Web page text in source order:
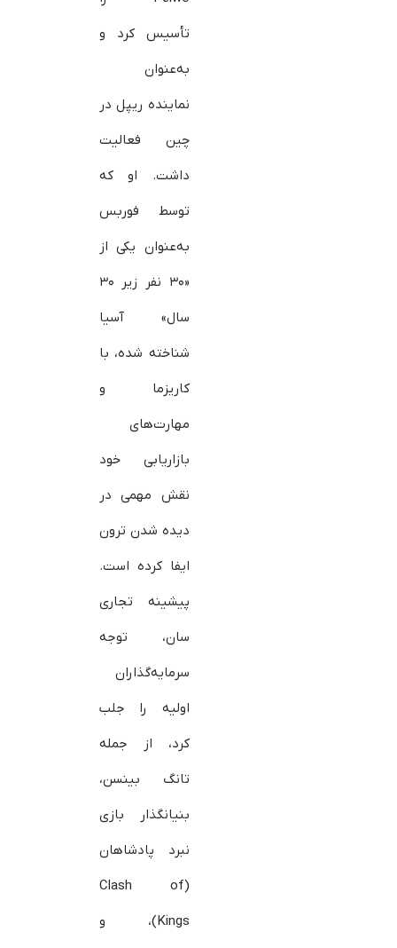
تأسیس کرد و
به‌عنوان
نماینده ریپل در
چین فعالیت
داشت. او که
توسط فوربس
به‌عنوان یکی از
«۳۰ نفر زیر ۳۰
سال» آسیا
شناخته شده، با
کاریزما و
مهارت‌های
بازاریابی خود
نقش مهمی در
دیده شدن ترون
ایفا کرده است.
پیشینه تجاری
سان، توجه
سرمایه‌گذاران
اولیه را جلب
کرد، از جمله
تانگ بینسن،
بنیانگذار بازی
نبرد پادشاهان
(Clash of
Kings)، و